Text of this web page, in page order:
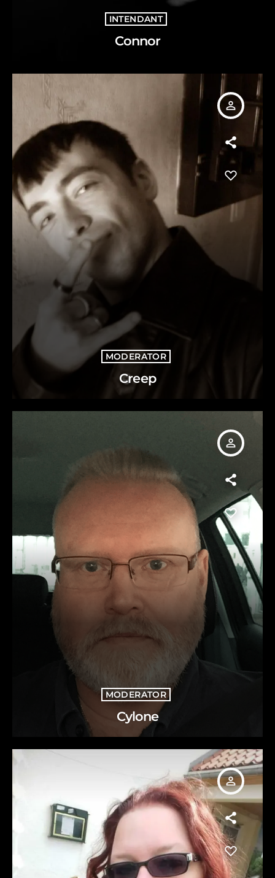
INTENDANT
Connor
person_outline
MODERATOR
Creep
person_outline
MODERATOR
Cylone
person_outline